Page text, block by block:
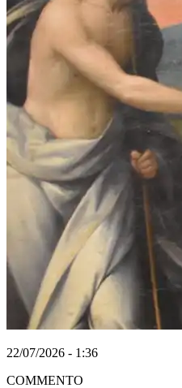
22/07/2026 - 1:36
COMMENTO